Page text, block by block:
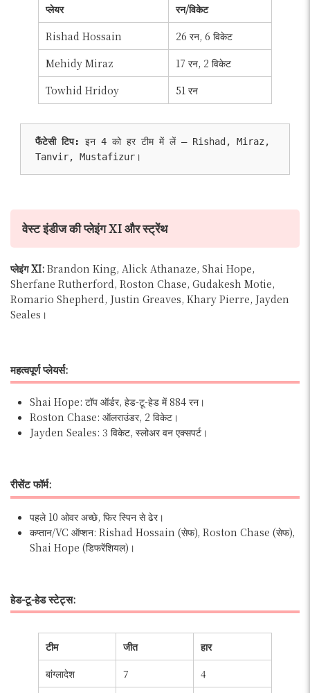
प्लेयर
रन/विकेट
Rishad Hossain
26 रन, 6 विकेट
Mehidy Miraz
17 रन, 2 विकेट
Towhid Hridoy
51 रन
फैंटेसी टिप:
इन 4 को हर टीम में लें – Rishad, Miraz,
Tanvir, Mustafizur।
वेस्ट इंडीज की प्लेइंग XI और स्ट्रेंथ
प्लेइंग XI: Brandon King, Alick Athanaze, Shai Hope,
Sherfane Rutherford, Roston Chase, Gudakesh Motie,
Romario Shepherd, Justin Greaves, Khary Pierre, Jayden
Seales।
महत्वपूर्णप्लेयर्स:
Shai Hope: टॉप ऑर्डर, हेड-टू-हेड में 884 रन।
Roston Chase: ऑलराउंडर, 2 विकेट।
Jayden Seales: 3 विकेट, स्लोअर वन एक्सपर्ट।
रीसेंट फॉर्म:
पहले 10 ओवर अच्छे, फिर स्पिन से ढेर।
कप्तान/VC ऑप्शन: Rishad Hossain (सेफ), Roston Chase (सेफ),
Shai Hope (डिफरेंशियल)।
हेड-टू-हेड स्टेट्स:
टीम जीत
हार
बांग्लादेश
7
4